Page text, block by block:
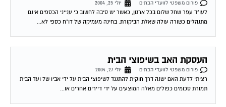
פורום משפטי לוועדי הבתים
יולי 25, 2004
לעו"ד עפר שחל שלום בכל ארגון, כאשר יש סיבה לחשוב כי ענייני הכספים אינם
מתנהלים כשורה עולה שאלת הביקורת. בחינה מעמיקה של דו"ח כספי לא...
העסקת האב בשיפוצי הבית
פורום משפטי לוועדי הבתים
יולי 27, 2004
רציתי לדעת האם ישנה דרך חוקית להתנגד לשיפוצי הבית על ידי אביו של ועד הבית
תמורת סכומים כפולים מאלה המוצעים על ידי דיירים אחרים או...